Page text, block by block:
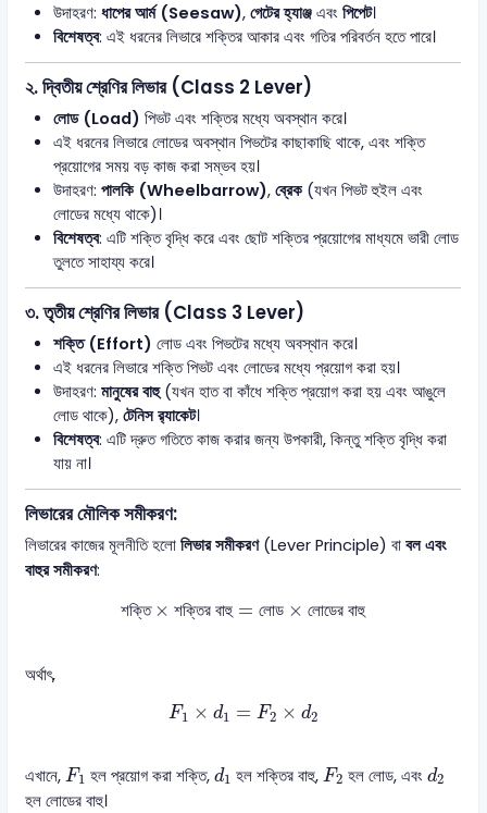
উদাহরণ: ধাপের আর্ম (Seesaw), গেটের হ্যাঞ্জএবং পিপেট।
বিশেষত্ব: এই ধরনের লিভারে শক্তির আকার এবং গতির পরিবর্তন হতে পারে।
২.দ্বিতীয় শ্রেণির লিভার (Class 2 Lever)
লোড (Load) পিভট এবং শক্তির মধ্যে অবস্থান করে।
এই ধরনের লিভারে লোডের অবস্থান পিভটের কাছাকাছি থাকে, এবং শক্তি
প্রয়োগের সময় বড় কাজ করা সম্ভব হয়।
উদাহরণ: পালকি (Wheelbarrow), ব্রেক(যখন পিভট হুইল এবং
লোডের মধ্যে থাকে)।
বিশেষত্ব: এটি শক্তি বৃদ্ধি করে এবং ছোট শক্তির প্রয়োগের মাধ্যমে ভারী লোড
তুলতে সাহায্য করে।
৩.তৃতীয় শ্রেণির লিভার (Class 3 Lever)
শক্তি (Effort) লোড এবং পিভটের মধ্যে অবস্থান করে।
এই ধরনের লিভারে শক্তি পিভট এবং লোডের মধ্যে প্রয়োগ করা হয়।
উদাহরণ: মানুষের বাহু(যখন হাত বা কাঁধে শক্তি প্রয়োগ করা হয় এবং আঙুলে
লোড থাকে), টেনিস র‍্যাকেট।
বিশেষত্ব: এটি দ্রুত গতিতে কাজ করার জন্য উপকারী, কিন্তু শক্তি বৃদ্ধি করা
যায় না।
লিভারের মৌলিক সমীকরণ:
লিভারের কাজের মূলনীতি হলোলিভার সমীকরণ(Lever Principle) বাবল এবং
বাহুর সমীকরণ:
শক্তি × শক্তির বাহু = লোড × লোডের বাহু
শক্তি× শক্তির বাহু লোড× লোডের বাহু
অর্থাৎ,
F1 × d1 = F2 × d2
F 1× d =F 2× d2
এখানে,F1
F1 হল প্রয়োগ করা শক্তি,d1
d1 হল শক্তির বাহু,F2
F2 হল লোড, এবংd2
d2
হল লোডের বাহু।